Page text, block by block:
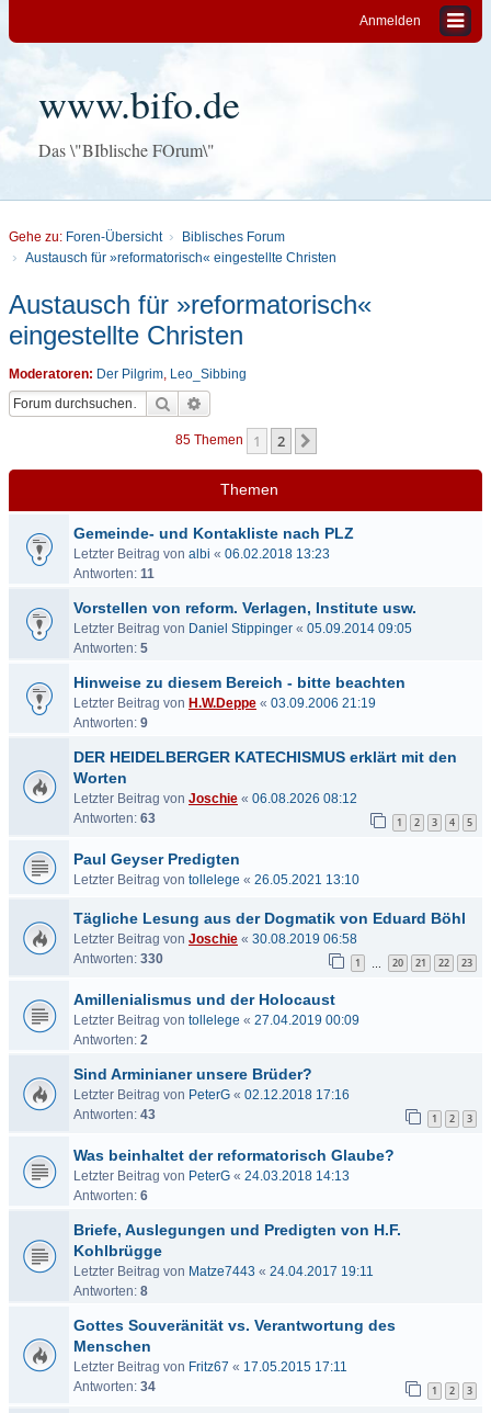
Anmelden
www.bifo.de
Das \"BIblische FOrum\"
Gehe zu: Foren-Übersicht
Biblisches Forum
Austausch für »reformatorisch« eingestellte Christen
Austausch für »reformatorisch«
eingestellte Christen
Moderatoren: Der Pilgrim, Leo_Sibbing
Suche
85 Themen 1 2
Themen
Gemeinde- und Kontakliste nach PLZ
Letzter Beitrag von albi « 06.02.2018 13:23
Antworten: 11
Vorstellen von reform. Verlagen, Institute usw.
Letzter Beitrag von Daniel Stippinger « 05.09.2014 09:05
Antworten: 5
Hinweise zu diesem Bereich - bitte beachten
Letzter Beitrag von H.W.Deppe « 03.09.2006 21:19
Antworten: 9
DER HEIDELBERGER KATECHISMUS erklärt mit den
Worten
Letzter Beitrag von Joschie « 06.08.2026 08:12
Antworten: 63 1 2 3 4 5
Paul Geyser Predigten
Letzter Beitrag von tollelege « 26.05.2021 13:10
Tägliche Lesung aus der Dogmatik von Eduard Böhl
Letzter Beitrag von Joschie « 30.08.2019 06:58
Antworten: 330 1 20 21 22 23
Amillenialismus und der Holocaust
Letzter Beitrag von tollelege « 27.04.2019 00:09
Antworten: 2
Sind Arminianer unsere Brüder?
Letzter Beitrag von PeterG « 02.12.2018 17:16
Antworten: 43 1 2 3
Was beinhaltet der reformatorisch Glaube?
Letzter Beitrag von PeterG « 24.03.2018 14:13
Antworten: 6
Briefe, Auslegungen und Predigten von H.F.
Kohlbrügge
Letzter Beitrag von Matze7443 « 24.04.2017 19:11
Antworten: 8
Gottes Souveränität vs. Verantwortung des
Menschen
Letzter Beitrag von Fritz67 « 17.05.2015 17:11
Antworten: 34 1 2 3